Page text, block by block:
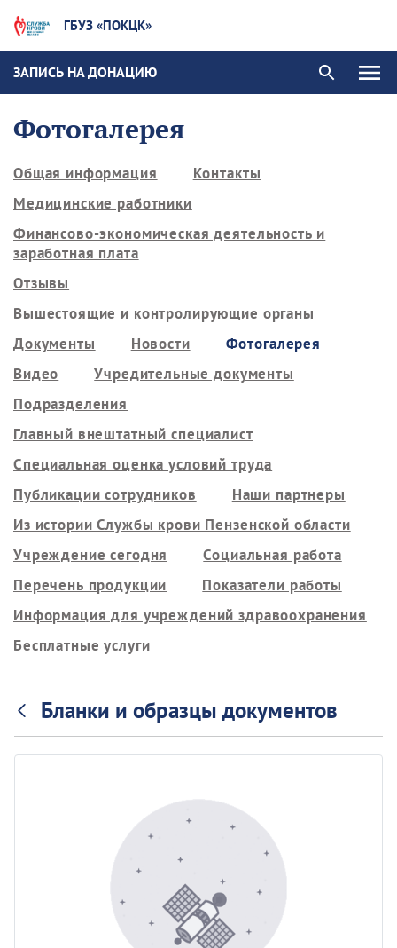
ГБУЗ «ПОКЦК»
ЗАПИСЬ НА ДОНАЦИЮ
Фотогалерея
Общая информация
Контакты
Медицинские работники
Финансово-экономическая деятельность и
заработная плата
Отзывы
Вышестоящие и контролирующие органы
Документы
Новости
Фотогалерея
Видео
Учредительные документы
Подразделения
Главный внештатный специалист
Специальная оценка условий труда
Публикации сотрудников
Наши партнеры
Из истории Службы крови Пензенской области
Учреждение сегодня
Социальная работа
Перечень продукции
Показатели работы
Информация для учреждений здравоохранения
Бесплатные услуги
Бланки и образцы документов